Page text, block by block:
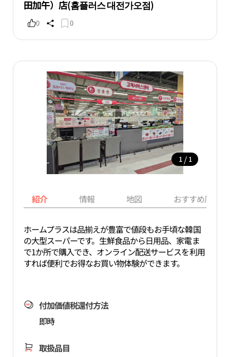
田加午）店(홈플러스 대전가오점)
0 0
1 / 1
紹介 情報 地図 おすすめ周辺
ホームプラスは品揃えが豊富で値段もお手頃な韓国
の大型スーパーです。生鮮食品から日用品、家電ま
で1か所で購入でき、オンライン配送サービスを利用
すれば便利でお得なお買い物体験ができます。
付加価値税還付方法
即時
取扱品目